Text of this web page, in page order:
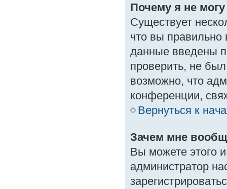
Почему я не
Существует
что вы правильно
данные введены
проверить, не
возможно, что
конференции,
Вернуться к
Зачем мне
Вы можете этого и
администратор